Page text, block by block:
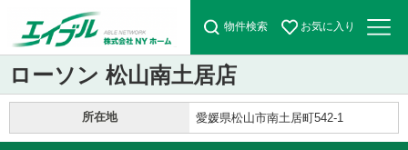
物件検索 お気に入り
ローソン 松山南土居店
所在地 愛媛県松山市南土居町542-1